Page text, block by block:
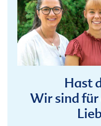
Hast
Wir sind für